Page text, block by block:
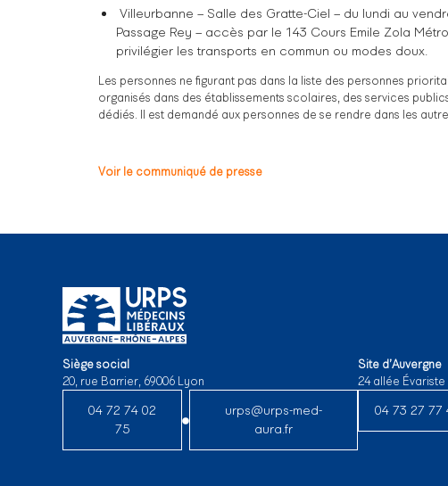
 Villeurbanne – Salle des Gratte-Ciel – du lundi au
Passage Rey – accès par le 143 Cours Emile Zola
privilégier les transports en commun ou modes doux.
Les personnes ne figurant pas dans la liste des personnes
organisés dans des établissements scolaires, des services
dédiés. Il est demandé aux personnes de se rendre dans les
Voir le communiqué de presse
Siège social
20, rue Barrier, 69006 Lyon
04 72 74 02
75
urps@urps-med-
aura.fr
Site d’Auvergne
24 allée
04 73 27 77